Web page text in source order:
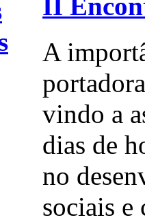
A
vindo a
dias de
no
sociais e